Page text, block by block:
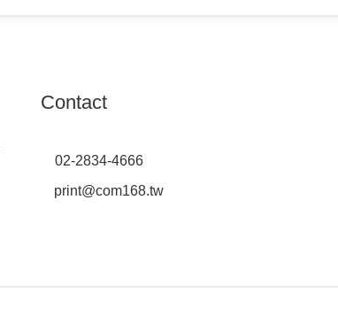
Contact
02-2834-4666
print@com168.tw